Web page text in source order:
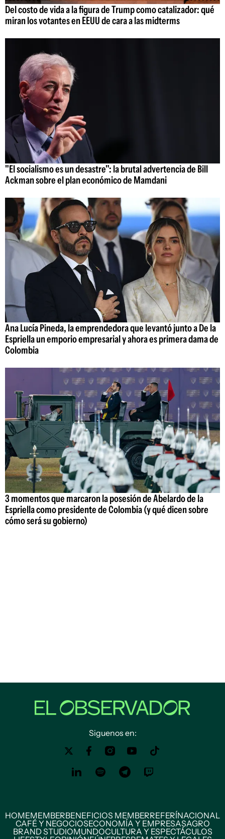
Del costo de vida a la figura de Trump como catalizador: qué
miran los votantes en EEUU de cara a las midterms
"El socialismo es un desastre": la brutal advertencia de Bill
Ackman sobre el plan económico de Mamdani
Ana Lucía Pineda, la emprendedora que levantó junto a De la
Espriella un emporio empresarial y ahora es primera dama de
Colombia
3 momentos que marcaron la posesión de Abelardo de la
Espriella como presidente de Colombia (y qué dicen sobre
cómo será su gobierno)
Siguenos en:
HOMEMEMBERBENEFICIOS MEMBERREFERÍNACIONAL
CAFÉ Y NEGOCIOSECONOMÍA Y EMPRESASAGRO
BRAND STUDIOMUNDOCULTURA Y ESPECTÁCULOS